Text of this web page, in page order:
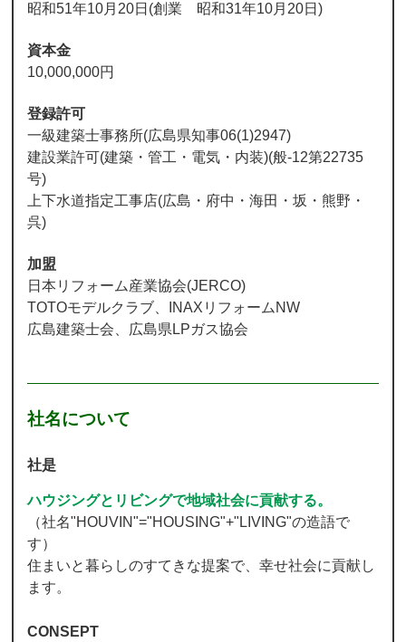
昭和51年10月20日(創業 昭和31年10月20日)
資本金
10,000,000円
登録許可
一級建築士事務所(広島県知事06(1)2947)
建設業許可(建築・管工・電気・内装)(般-12第22735
号)
上下水道指定工事店(広島・府中・海田・坂・熊野・
呉)
加盟
日本リフォーム産業協会(JERCO)
TOTOモデルクラブ、INAXリフォームNW
広島建築士会、広島県LPガス協会
社名について
社是
ハウジングとリビングで地域社会に貢献する。
（社名"HOUVIN"="HOUSING"+"LIVING"の造語で
す）
住まいと暮らしのすてきな提案で、幸せ社会に貢献し
ます。
CONSEPT